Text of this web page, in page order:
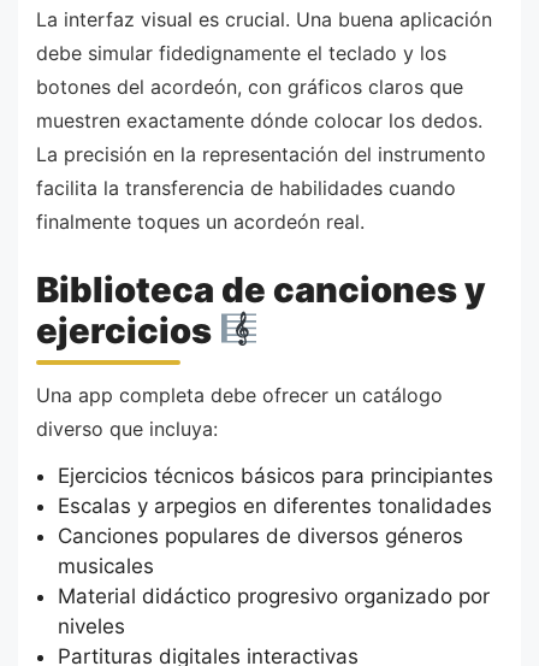
La interfaz visual es crucial. Una buena aplicación
debe simular fidedignamente el teclado y los
botones del acordeón, con gráficos claros que
muestren exactamente dónde colocar los dedos.
La precisión en la representación del instrumento
facilita la transferencia de habilidades cuando
finalmente toques un acordeón real.
Biblioteca de canciones y
ejercicios
Una app completa debe ofrecer un catálogo
diverso que incluya:
Ejercicios técnicos básicos para principiantes
Escalas y arpegios en diferentes tonalidades
Canciones populares de diversos géneros
musicales
Material didáctico progresivo organizado por
niveles
Partituras digitales interactivas